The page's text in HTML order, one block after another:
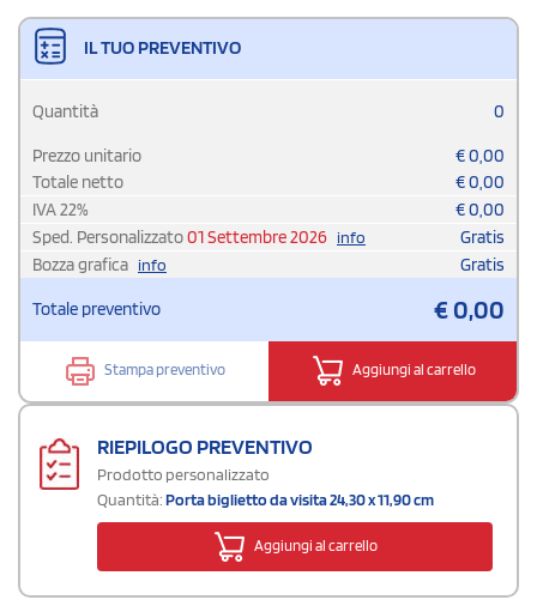
IL TUO PREVENTIVO
Quantità 0
Prezzo unitario €0,00
Totale netto
€0,00
IVA22% €0,00
Sped. Personalizzato01 Settembre 2026 info
Gratis
Bozza grafica info Gratis
Totale preventivo €0,00
Stampa preventivo Aggiungi al carrello
RIEPILOGO PREVENTIVO
Prodotto personalizzato
Quantità:Porta biglietto da visita 24,30 x 11,90 cm
Aggiungi al carrello